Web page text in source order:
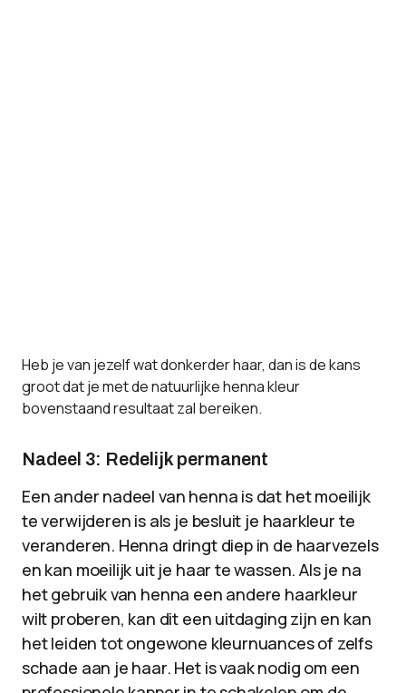
Heb je van jezelf wat donkerder haar, dan is de kans
groot dat je met de natuurlijke henna kleur
bovenstaand resultaat zal bereiken.
Nadeel 3: Redelijk permanent
Een ander nadeel van henna is dat het moeilijk
te verwijderen is als je besluit je haarkleur te
veranderen. Henna dringt diep in de haarvezels
en kan moeilijk uit je haar te wassen. Als je na
het gebruik van henna een andere haarkleur
wilt proberen, kan dit een uitdaging zijn en kan
het leiden tot ongewone kleurnuances of zelfs
schade aan je haar. Het is vaak nodig om een